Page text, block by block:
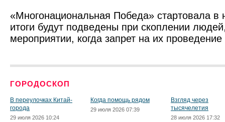
«Многонациональная Победа» стартовала в
итоги будут подведены при скоплении
мероприятии, когда запрет на их проведение
ГОРОДОСКОП
В переулочках Китай-
города
29 июля 2026 10:24
Когда помощь рядом
29 июля 2026 07:39
Взгляд через
тысячелетия
28 июля 2026 17:32